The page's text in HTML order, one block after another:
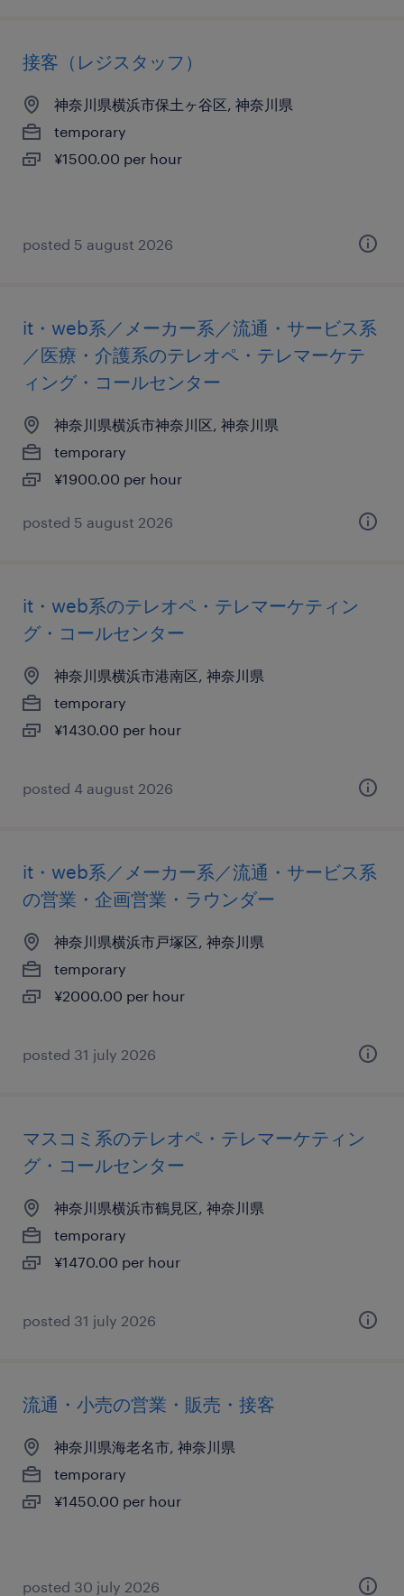
接客（レジスタッフ）
神奈川県横浜市保土ヶ谷区, 神奈川県
temporary
¥1500.00 per hour
posted 5 august 2026
it・web系／メーカー系／流通・サービス系
／医療・介護系のテレオペ・テレマーケテ
ィング・コールセンター
神奈川県横浜市神奈川区, 神奈川県
temporary
¥1900.00 per hour
posted 5 august 2026
it・web系のテレオペ・テレマーケティン
グ・コールセンター
神奈川県横浜市港南区, 神奈川県
temporary
¥1430.00 per hour
posted 4 august 2026
it・web系／メーカー系／流通・サービス系
の営業・企画営業・ラウンダー
神奈川県横浜市戸塚区, 神奈川県
temporary
¥2000.00 per hour
posted 31 july 2026
マスコミ系のテレオペ・テレマーケティン
グ・コールセンター
神奈川県横浜市鶴見区, 神奈川県
temporary
¥1470.00 per hour
posted 31 july 2026
流通・小売の営業・販売・接客
神奈川県海老名市, 神奈川県
temporary
¥1450.00 per hour
posted 30 july 2026